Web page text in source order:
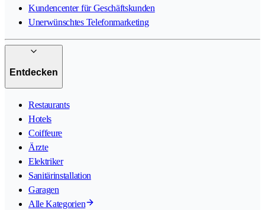
Kundencenter für Geschäftskunden
Unerwünschtes Telefonmarketing
Entdecken
Restaurants
Hotels
Coiffeure
Ärzte
Elektriker
Sanitärinstallation
Garagen
Alle Kategorien